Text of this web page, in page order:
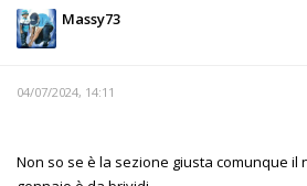
Massy73
04/07/2024, 14:11
Non so se è la sezione giusta comunque il